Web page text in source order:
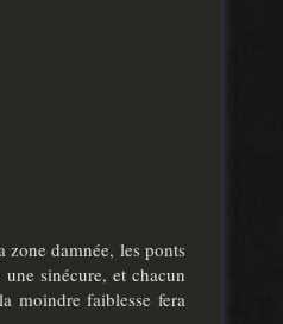
zone damnée, les ponts
sinécure, et chacun
moindre faiblesse fera